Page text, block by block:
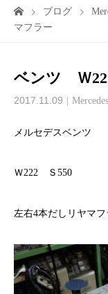
ブログ
マフラー
ベンツ Ｗ
2017.11.09
メルセデスベンツ
Ｗ222 Ｓ550
左右4本だしリヤマフ